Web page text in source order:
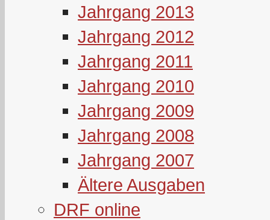
Jahrgang 2013
Jahrgang 2012
Jahrgang 2011
Jahrgang 2010
Jahrgang 2009
Jahrgang 2008
Jahrgang 2007
Ältere Ausgaben
DRF online